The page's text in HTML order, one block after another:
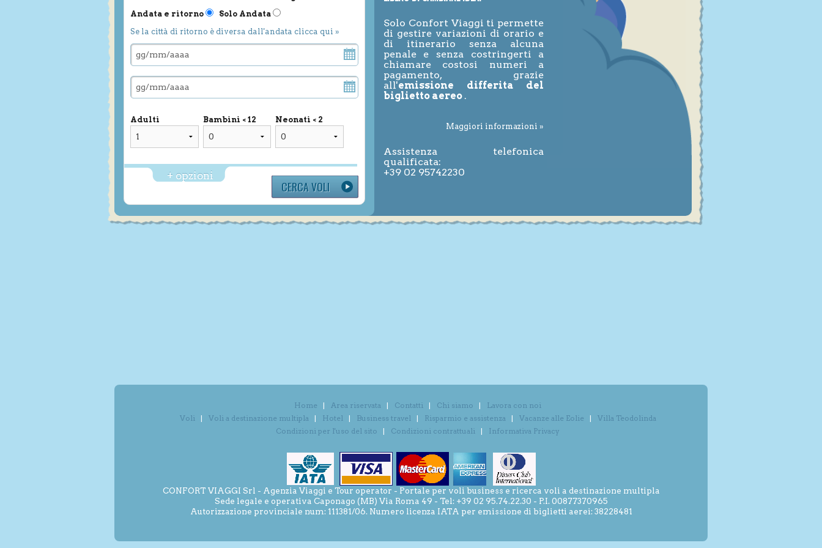
Andata e ritorno
Solo Andata
Se la città di ritorno è diversa dall'andata clicca qui »
Adulti Bambini < 12 Neonati < 2
+ opzioni
Solo Confort Viaggi ti permette
di gestire variazioni di orario e
di itinerario senza alcuna
penale e senza costringerti a
chiamare costosi numeri a
pagamento, grazie
all'emissione differita del
biglietto aereo .
Maggiori informazioni »
Assistenza telefonica
qualificata:
+39 02 95742230
Home Area riservata Contatti Chi siamo
Lavora con noi
Voli
Voli a destinazione multipla Hotel Business travel Risparmio e assistenza Vacanze alle Eolie
Villa Teodolinda
Condizioni per l'uso del sito
Condizioni contrattuali Informativa Privacy
CONFORT VIAGGI Srl - Agenzia Viaggi e Tour operator - Portale per voli business e ricerca voli a destinazione multipla
Sede legale e operativa Caponago (MB) Via Roma 49 - Tel: +39 02 95.74.22.30 - P.I. 00877370965
Autorizzazione provinciale num: 111381/06. Numero licenza IATA per emissione di biglietti aerei: 38228481